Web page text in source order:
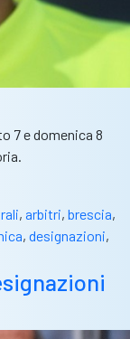
7 e domenica 8
, arbitri, brescia,
, designazioni,